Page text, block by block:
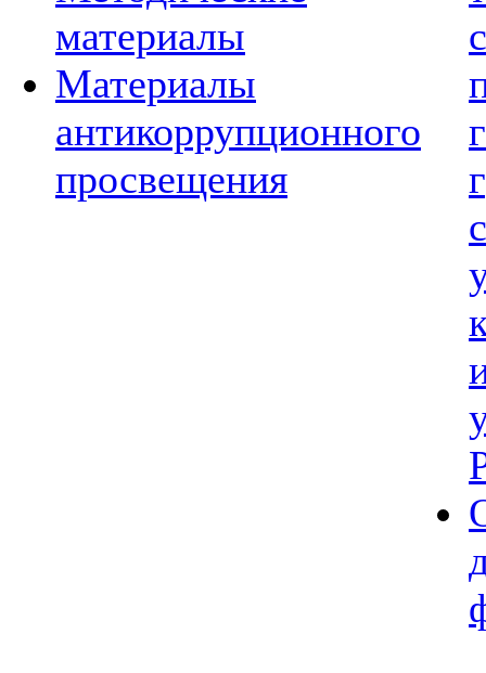
материалы
Материалы
антикоррупционного
просвещения